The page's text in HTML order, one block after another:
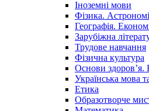
Іноземні мови
Фізика.
Географія.
Зарубіжна
Трудове навчання
Фізична культура
Основи здоров’я.
Українська мова
Етика
Образотворче